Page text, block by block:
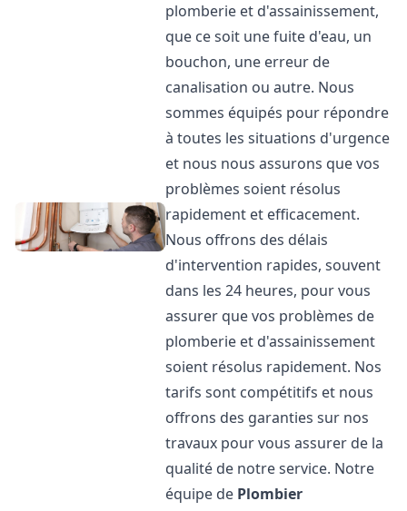
plomberie et d'assainissement,
que ce soit une fuite d'eau, un
bouchon, une erreur de
canalisation ou autre. Nous
sommes équipés pour répondre
à toutes les situations d'urgence
et nous nous assurons que vos
problèmes soient résolus
rapidement et efficacement.
Nous offrons des délais
d'intervention rapides, souvent
dans les 24 heures, pour vous
assurer que vos problèmes de
plomberie et d'assainissement
soient résolus rapidement. Nos
tarifs sont compétitifs et nous
offrons des garanties sur nos
travaux pour vous assurer de la
qualité de notre service. Notre
équipe de Plombier